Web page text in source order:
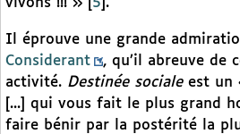
vivons !!! » 5 .
Il éprouve une grande
Considerant
, qu’il abreuve de
activité. Destinée socialeest un
[...] qui vous fait le plus grand
faire bénir par la postérité la